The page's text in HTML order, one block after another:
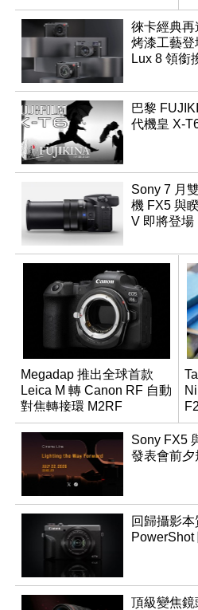
同步亮相
徠卡經典再
烤漆工藝
Lux 8 領銜
巴黎
代機皇 X-
Sony 7 月
機 FX5 與
V 即將登場
Megadap 推出全球首款
Leica M 轉 Canon RF 自動
對焦轉接環 M2RF
鏡
Sony FX5
發表會前夕
回歸攝影
頂級變焦